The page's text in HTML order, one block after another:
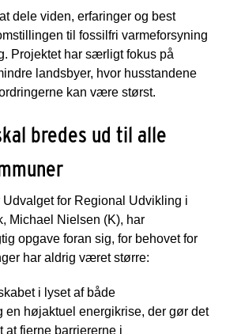
dele viden, erfaringer og best
til fossilfri varmeforsyning
Projektet har særligt fokus på
landsbyer, hvor husstandene
kan være størst.
bredes ud til alle
Udvalget for Regional Udvikling i
Michael Nielsen (K), har
opgave foran sig, for behovet for
har aldrig været større:
i lyset af både
en højaktuel energikrise, der gør det
at fjerne barriererne i